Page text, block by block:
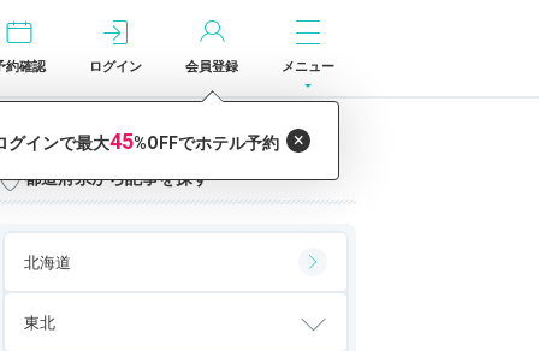
約確認 ログイン 会員登録 メニュー
都道府県から記事を探す
北海道
東北